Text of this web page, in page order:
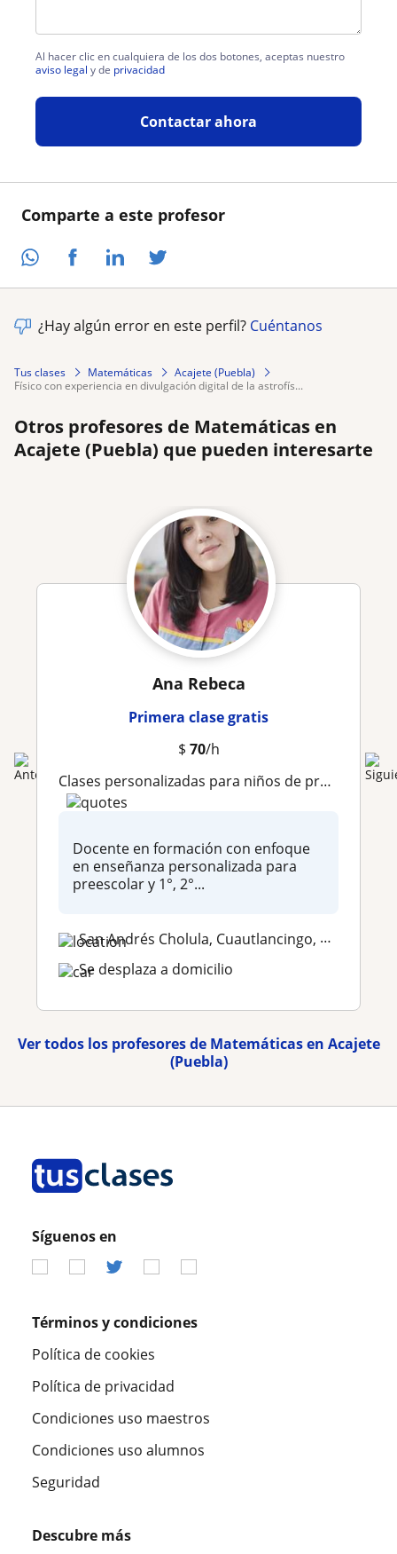
Comparte a este profesor
Al hacer clic en cualquiera de los dos botones, aceptas nuestro
aviso legal y de privacidad
Contactar ahora
¿Hay algún error en este perfil? Cuéntanos
Tus clases Matemáticas
Acajete (Puebla)
físico con experiencia en divulgación digital de la astrofís...
Otros profesores de Matemáticas en
Acajete (Puebla) que pueden interesarte
Ana Rebeca
Primera clase gratis
$ 70/h
Clases personalizadas para niños de preescolar y 1ro, 2do y 3er año de primaria
Docente en formación con enfoque
en enseñanza personalizada para
preescolar y 1°, 2°...
San Andrés Cholula, Cuautlancingo, San Pedro Cholula
Se desplaza a domicilio
Ver todos los profesores de Matemáticas en Acajete
(Puebla)
Síguenos en
Términos y condiciones
Política de cookies
Política de privacidad
Condiciones uso maestros
Condiciones uso alumnos
Seguridad
Descubre más